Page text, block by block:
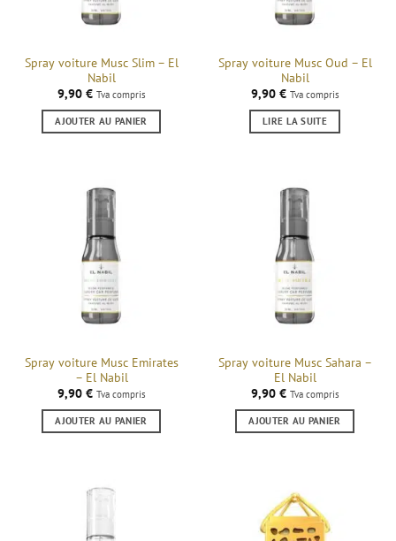
Spray voiture Musc Slim – El
Nabil
9,90 € Tva compris
AJOUTER AU PANIER
Spray voiture Musc Oud – El
Nabil
9,90 € Tva compris
LIRE LA SUITE
Spray voiture Musc Emirates
– El Nabil
9,90 € Tva compris
AJOUTER AU PANIER
Spray voiture Musc Sahara –
El Nabil
9,90 € Tva compris
AJOUTER AU PANIER